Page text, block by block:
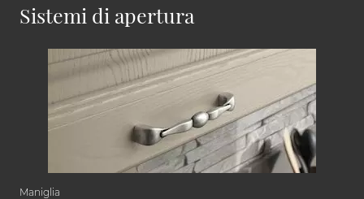
Sistemi di apertura
Maniglia